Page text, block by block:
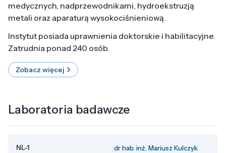
medycznych, nadprzewodnikami, hydroekstruzją
metali oraz aparaturą wysokociśnieniową.
Instytut posiada uprawnienia doktorskie i habilitacyjne.
Zatrudnia ponad 240 osób.
Zobacz więcej
Laboratoria badawcze
NL-1 dr hab. inż. Mariusz Kulczyk